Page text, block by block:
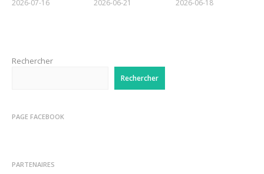
2026-07-16 2026-06-21 2026-06-18
Rechercher
Rechercher
PAGE FACEBOOK
PARTENAIRES